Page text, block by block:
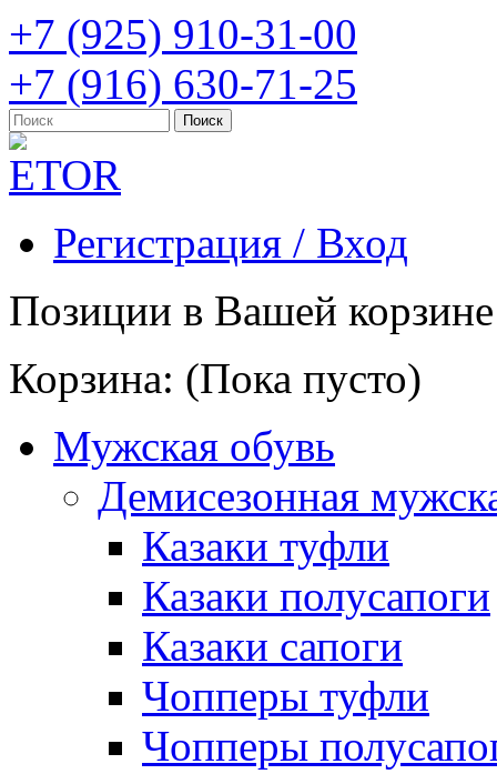
+7 (925) 910-31-00
+7 (916) 630-71-25
Регистрация / Вход
Позиции в Вашей
Корзина: (Пока пусто)
Мужская обувь
Демисезонная
Казаки туфли
Казаки полусапоги
Казаки сапоги
Чопперы туфли
Чопперы